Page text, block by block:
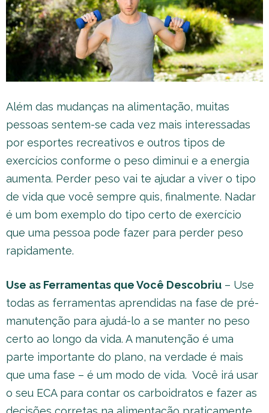
Além das mudanças na alimentação, muitas
pessoas sentem-se cada vez mais interessadas
por esportes recreativos e outros tipos de
exercícios conforme o peso diminui e a energia
aumenta. Perder peso vai te ajudar a viver o tipo
de vida que você sempre quis, finalmente. Nadar
é um bom exemplo do tipo certo de exercício
que uma pessoa pode fazer para perder peso
rapidamente.
Use as Ferramentas que Você Descobriu – Use
todas as ferramentas aprendidas na fase de pré-
manutenção para ajudá-lo a se manter no peso
certo ao longo da vida. A manutenção é uma
parte importante do plano, na verdade é mais
que uma fase – é um modo de vida. Você irá usar
o seu ECA para contar os carboidratos e fazer as